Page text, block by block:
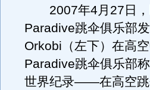
2007年4月27日，
Paradive跳伞俱乐部
Orkobi（左下）在高
Paradive跳伞俱乐部
世界纪录——在高空跳